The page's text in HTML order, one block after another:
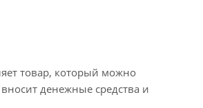
товар, который можно
денежные средства и